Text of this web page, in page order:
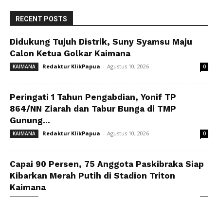
RECENT POSTS
Didukung Tujuh Distrik, Suny Syamsu Maju
Calon Ketua Golkar Kaimana
KAIMANA Redaktur KlikPapua - Agustus 10, 2026 0
Peringati 1 Tahun Pengabdian, Yonif TP
864/NN Ziarah dan Tabur Bunga di TMP
Gunung...
KAIMANA Redaktur KlikPapua - Agustus 10, 2026 0
Capai 90 Persen, 75 Anggota Paskibraka Siap
Kibarkan Merah Putih di Stadion Triton
Kaimana